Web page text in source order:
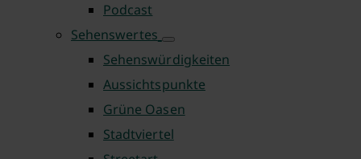
Podcast
Sehenswertes
Sehenswürdigkeiten
Aussichtspunkte
Grüne Oasen
Stadtviertel